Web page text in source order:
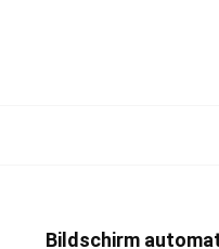
Bildschirm